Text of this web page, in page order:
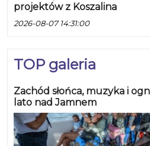
projektów z Koszalina
2026-08-07 14:31:00
TOP galeria
Zachód słońca, muzyka i
lato nad Jamnem